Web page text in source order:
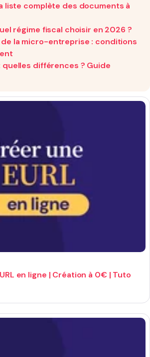
liste complète des documents à
régime fiscal choisir en 2026 ?
de la micro-entreprise : conditions
: quelles différences ? Guide
en ligne | Création à 0€ | Tuto